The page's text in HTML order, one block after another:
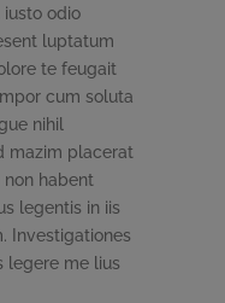
odio
luptatum
te feugait
cum soluta
nihil
mazim placerat
non habent
legentis in iis
Investigationes
legere me lius